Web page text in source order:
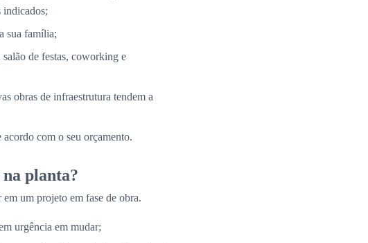
indicados;
sua família;
de festas, coworking e
obras de infraestrutura tendem a
acordo com o seu orçamento.
planta?
um projeto em fase de obra.
urgência em mudar;